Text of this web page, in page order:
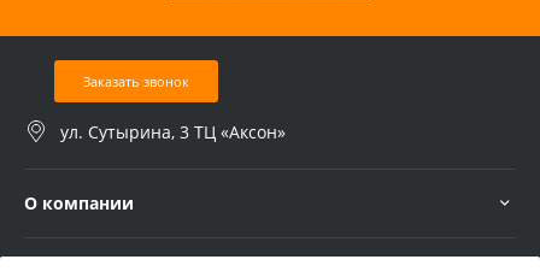
Заказать звонок
ул. Сутырина, 3 ТЦ «Аксон»
О компании